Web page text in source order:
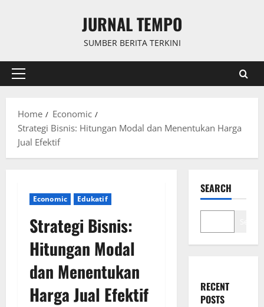
JURNAL TEMPO
SUMBER BERITA TERKINI
Primary
Home
Economic
Strategi Bisnis: Hitungan Modal dan Menentukan Harga
Jual Efektif
Economic Edukatif
Strategi Bisnis:
Hitungan Modal
dan Menentukan
Harga Jual Efektif
SEARCH
RECENT
POSTS